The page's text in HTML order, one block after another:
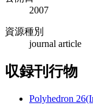
2007
資源種別
journal article
収録刊行物
Polyhedron